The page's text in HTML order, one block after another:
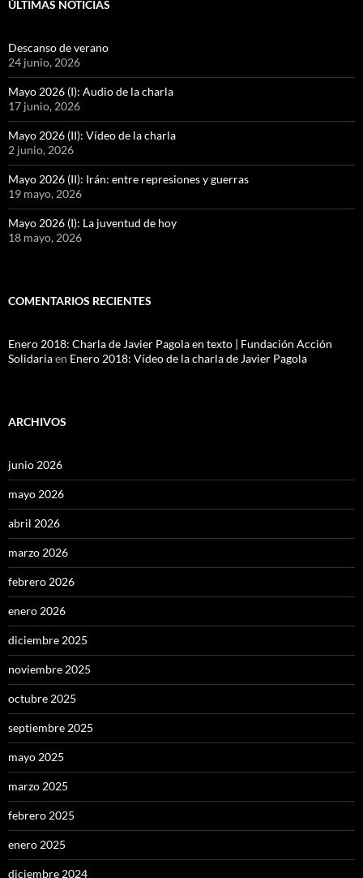
ÚLTIMAS NOTICIAS
Descanso de verano
24 junio, 2026
Mayo 2026 (I): Audio de la charla
17 junio, 2026
Mayo 2026 (II): Vídeo de la charla
2 junio, 2026
Mayo 2026 (II): Irán: entre represiones y guerras
19 mayo, 2026
Mayo 2026 (I): La juventud de hoy
18 mayo, 2026
COMENTARIOS RECIENTES
Enero 2018: Charla de Javier Pagola en texto | Fundación Acción
Solidariaen Enero 2018: Vídeo de la charla de Javier Pagola
ARCHIVOS
junio 2026
mayo 2026
abril 2026
marzo 2026
febrero 2026
enero 2026
diciembre 2025
noviembre 2025
octubre 2025
septiembre 2025
mayo 2025
marzo 2025
febrero 2025
enero 2025
diciembre 2024